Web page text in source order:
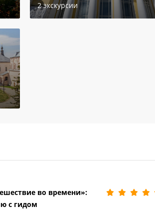
2 экскурсии
во времени»:
с гидом